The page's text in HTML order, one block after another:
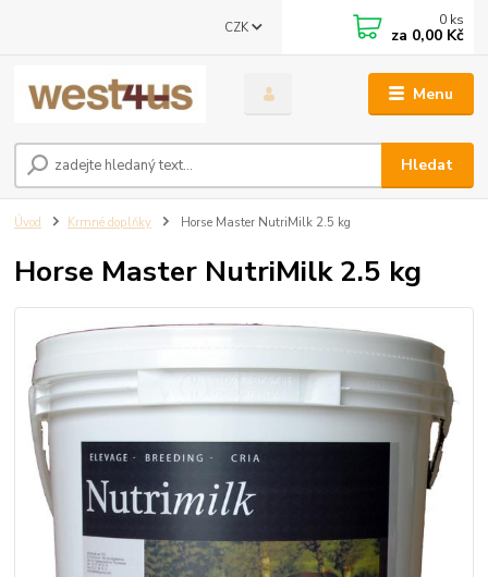
Menu
CZK
Hledat
0 ks
za 0,00 Kč
Úvod Krmné doplňky Horse Master NutriMilk 2.5 kg
Horse Master NutriMilk 2.5 kg